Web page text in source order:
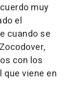
muy
el
cuando se
con los
viene en